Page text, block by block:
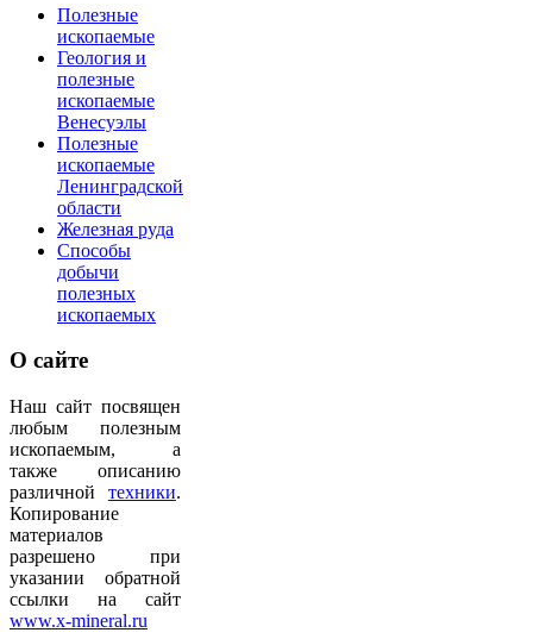
Полезные
ископаемые
Геология и
полезные
ископаемые
Венесуэлы
Полезные
ископаемые
Ленинградской
области
Железная руда
Способы
добычи
полезных
ископаемых
О сайте
Наш сайт посвящен
любым полезным
ископаемым, а
также описанию
различной техники.
Копирование
материалов
разрешено при
указании обратной
ссылки на сайт
www.x-mineral.ru